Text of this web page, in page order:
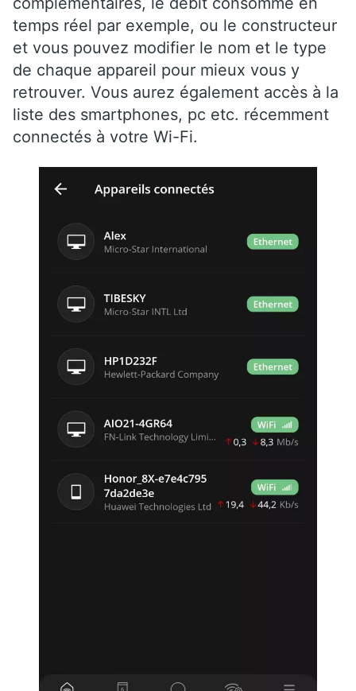
temps réel par exemple, ou le constructeur
et vous pouvez modifier le nom et le type
de chaque appareil pour mieux vous y
retrouver. Vous aurez également accès à la
liste des smartphones, pc etc. récemment
connectés à votre Wi-Fi.